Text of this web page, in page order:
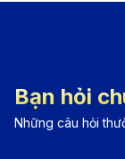
Dresden là
Dresden, thủ
trong những
sự hòa quyện
Bạn hỏi
Những câu hỏi